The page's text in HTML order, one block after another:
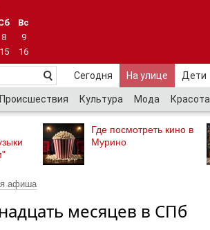
Вс
8
9
15 16
Сегодня На улице Дети
Происшествия Культура Мода Красота
Где посмотреть кино в
Мурино
афиша
месяцев в СПб